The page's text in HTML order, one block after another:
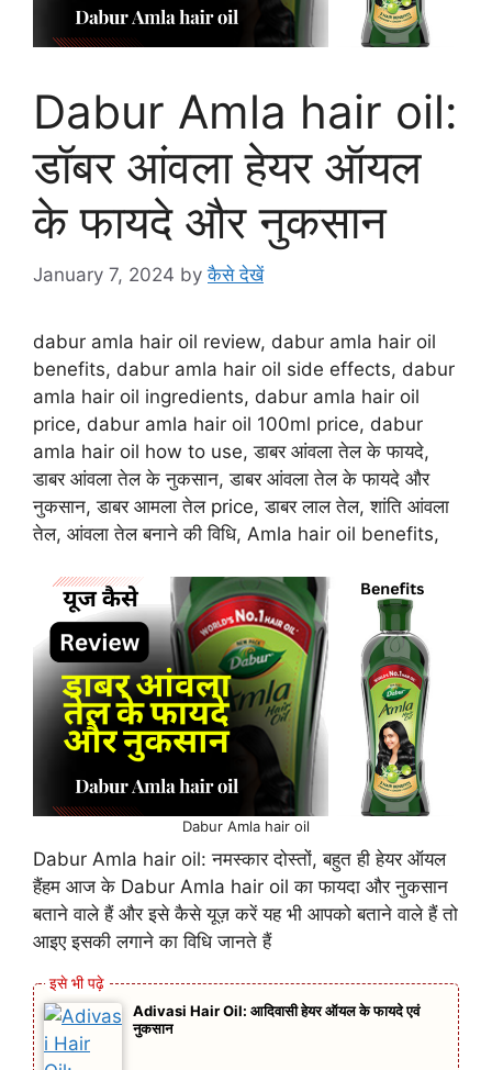
Dabur Amla hair oil:
डॉबर आंवला हेयर ऑयल
के फायदे और नुकसान
January 7, 2024 byकैसे देखें
dabur amla hair oil review, dabur amla hair oil
benefits, dabur amla hair oil side effects, dabur
amla hair oil ingredients, dabur amla hair oil
price, dabur amla hair oil 100ml price, dabur
amla hair oil how to use, डाबर आंवला तेल के फायदे,
डाबर आंवला तेल के नुकसान, डाबर आंवला तेल के फायदे और
नुकसान, डाबर आमला तेल price, डाबर लाल तेल, शांति आंवला
तेल, आंवला तेल बनाने की विधि, Amla hair oil benefits,
Dabur Amla hair oil
Dabur Amla hair oil: नमस्कार दोस्तों, बहुत ही हेयर ऑयल
हैंहम आज के Dabur Amla hair oil का फायदा और नुकसान
बताने वाले हैं और इसे कैसे यूज़ करें यह भी आपको बताने वाले हैं तो
आइए इसकी लगाने का विधि जानते हैं
Adivasi Hair Oil: आदिवासी हेयर ऑयल के फायदे एवं
नुकसान